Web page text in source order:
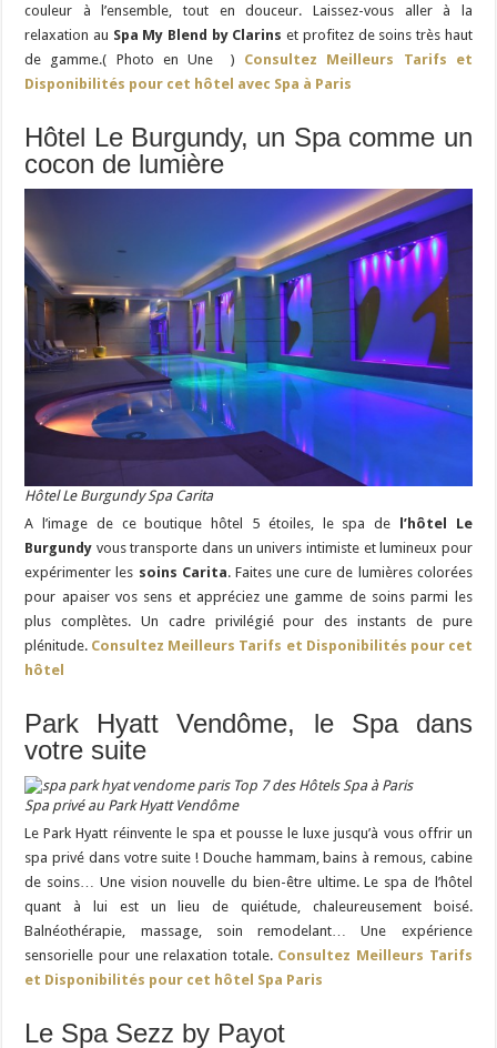
couleur à l’ensemble, tout en douceur. Laissez-vous aller à la
relaxation au Spa My Blend by Clarins et profitez de soins très haut
de gamme.( Photo en Une ) Consultez Meilleurs Tarifs et
Disponibilités pour cet hôtel avec Spa à Paris
Hôtel Le Burgundy, un Spa comme un
cocon de lumière
Hôtel Le Burgundy Spa Carita
A l’image de ce boutique hôtel 5 étoiles, le spa de
l’hôtel Le
Burgundy vous transporte dans un univers intimiste et lumineux pour
expérimenter les soins Carita. Faites une cure de lumières colorées
pour apaiser vos sens et appréciez une gamme de soins parmi les
plus complètes. Un cadre privilégié pour des instants de pure
plénitude. Consultez Meilleurs Tarifs et Disponibilités pour cet
hôtel
Park Hyatt Vendôme, le Spa dans
votre suite
Spa privé au Park Hyatt Vendôme
Le Park Hyatt réinvente le spa et pousse le luxe jusqu’à vous offrir un
spa privé dans votre suite ! Douche hammam, bains à remous, cabine
de soins… Une vision nouvelle du bien-être ultime. Le spa de l’hôtel
quant à lui est un lieu de quiétude, chaleureusement boisé.
Balnéothérapie, massage, soin remodelant… Une expérience
sensorielle pour une relaxation totale. Consultez Meilleurs Tarifs
et Disponibilités pour cet hôtel Spa Paris
Le Spa Sezz by Payot